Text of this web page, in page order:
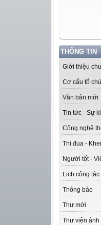
THÔNG TIN
Giới thiệu
Cơ cấu tổ
Văn bản mới
Tin tức - Sự
Công nghệ
Thi đua -
Người tốt -
Lịch công tác
Thông báo
Thư mời
Thư viện ảnh